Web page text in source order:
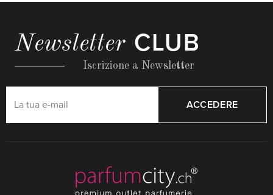
Newsletter CLUB
Iscrizione a Newsletter
ACCEDERE